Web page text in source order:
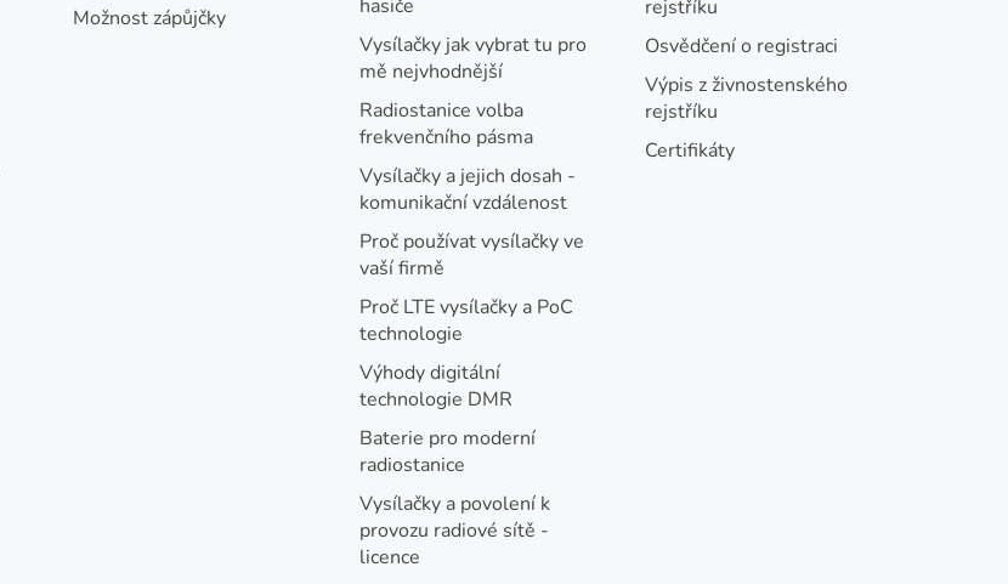
Možnost zápůjčky
hasiče
Vysílačky jak vybrat tu pro
mě nejvhodnější
Radiostanice volba
frekvenčního pásma
Vysílačky a jejich dosah -
komunikační vzdálenost
Proč používat vysílačky ve
vaší firmě
Proč LTE vysílačky a PoC
technologie
Výhody digitální
technologie DMR
Baterie pro moderní
radiostanice
Vysílačky a povolení k
provozu radiové sítě -
licence
rejstříku
Osvědčení o registraci
Výpis z živnostenského
rejstříku
Certifikáty